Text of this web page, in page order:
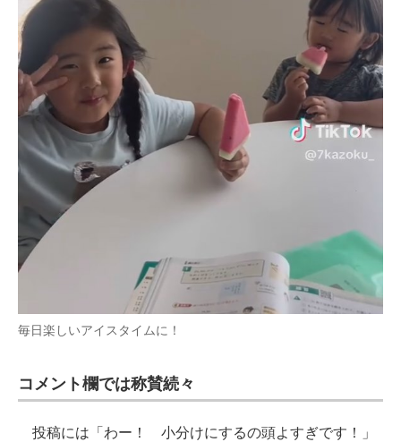
毎日楽しいアイスタイムに！
コメント欄では称賛続々
投稿には「わー！ 小分けにするの頭よすぎです！」